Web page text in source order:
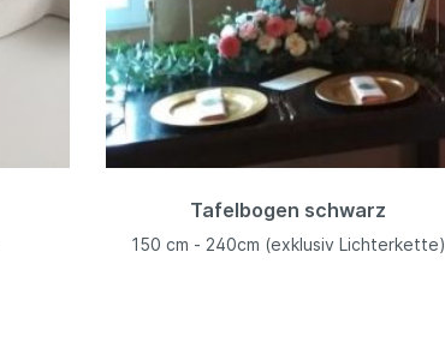
Tafelbogen schwarz
150 cm - 240cm (exklusiv Lichterkette)